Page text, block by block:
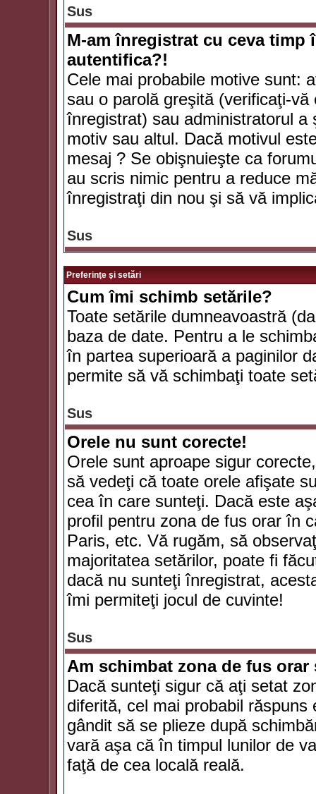
Sus
M-am înregistrat cu ceva timp
autentifica?!
Cele mai probabile motive sunt:
sau o parolă greşită (verificaţi-
înregistrat) sau administratorul
motiv sau altul. Dacă motivul
mesaj ? Se obişnuieşte ca
au scris nimic pentru a reduce
înregistraţi din nou şi să vă
Sus
Preferinţe şi setări
Cum îmi schimb setările?
Toate setările dumneavoastră
baza de date. Pentru a le
în partea superioară a paginilor
permite să vă schimbaţi toate
Sus
Orele nu sunt corecte!
Orele sunt aproape sigur
să vedeţi că toate orele afişate
cea în care sunteţi. Dacă este
profil pentru zona de fus orar în
Paris, etc. Vă rugăm, să
majoritatea setărilor, poate fi
dacă nu sunteţi înregistrat,
îmi permiteţi jocul de cuvinte!
Sus
Am schimbat zona de fus
Dacă sunteţi sigur că aţi setat
diferită, cel mai probabil
gândit să se plieze după
vară aşa că în timpul lunilor de
faţă de cea locală reală.